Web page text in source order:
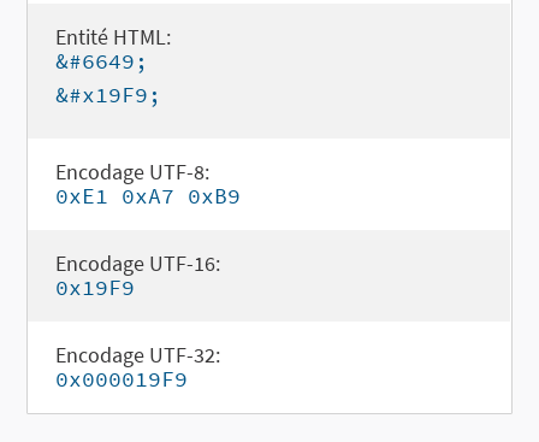
Entité HTML:
&#6649;
&#x19F9;
Encodage UTF-8:
0xE1 0xA7 0xB9
Encodage UTF-16:
0x19F9
Encodage UTF-32:
0x000019F9